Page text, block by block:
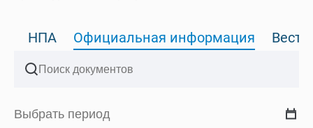
НПА Официальная информация